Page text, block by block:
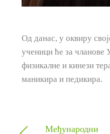
Од данас, у оквиру
ученици ће за
физикалне и кинези
маникира и педикира.
Међународни